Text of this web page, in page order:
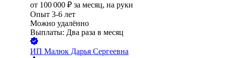
от 100 000 ₽ за месяц, на руки
Опыт 3-6 лет
Можно удалённо
Выплаты: Два раза в месяц
ИП Малюк Дарья Сергеевна